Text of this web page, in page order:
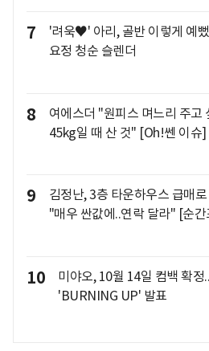
7
'려욱♥' 아리, 골반 이렇게 예
요정 청순 슬렌더
8
여에스더 "원피스 며느리 주
45kg일 때 산 것" [Oh!쎈 이슈]
9
김정난, 3층 타운하우스 급매
"매우 싼값에..연락 달라" [순간
10
미야오, 10월 14일 컴백 확정
'BURNING UP' 발표